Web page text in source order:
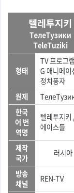
텔레투지키
ТелеТузики
TeleTuziki
형태
TV 프로그
G 애니메
정치풍자
원제
한국
어 번
역명
텔레투지
에이스들
제작
국가
러시아
방송
채널
REN-TV